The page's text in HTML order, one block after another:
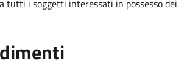
tutti i soggetti interessati in possesso dei